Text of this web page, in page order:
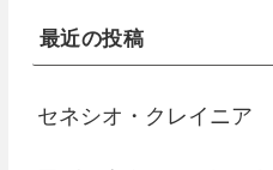
最近の投稿
セネシオ・クレイニア